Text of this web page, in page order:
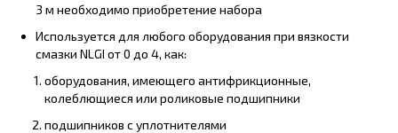
3 м необходимо приобретение набора
Используется для любого оборудования при вязкости
смазки NLGI от 0 до 4, как:
оборудования, имеющего антифрикционные,
колеблющиеся или роликовые подшипники
подшипников с уплотнителями